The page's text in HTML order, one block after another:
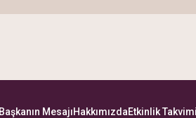
Başkanın MesajıHakkımızdaEtkinlik Takvimi